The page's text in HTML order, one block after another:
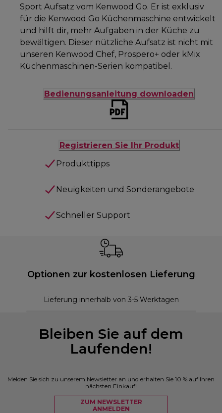
Sport Aufsatz vom Kenwood Go. Er ist exklusiv
für die Kenwood Go Küchenmaschine entwickelt
und hilft dir, mehr Aufgaben in der Küche zu
bewältigen. Dieser nützliche Aufsatz ist nicht mit
unseren Kenwood Chef, Prospero+ oder kMix
Küchenmaschinen-Serien kompatibel.
Bedienungsanleitung downloaden
Registrieren Sie Ihr Produkt
Produkttipps
Neuigkeiten und Sonderangebote
Schneller Support
Optionen zur kostenlosen Lieferung
Lieferung innerhalb von 3-5 Werktagen
Bleiben Sie auf dem
Laufenden!
Melden Sie sich zu unserem Newsletter an und erhalten Sie 10 % auf Ihren
nächsten Einkauf!
ZUM NEWSLETTER
ANMELDEN